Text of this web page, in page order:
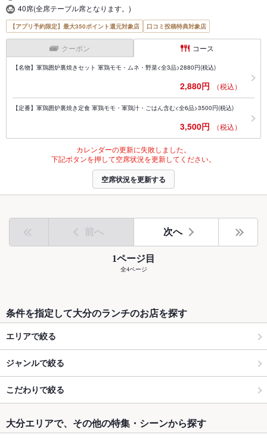
40席(全席テーブル席となります。)
【アプリ予約限定】最大350ポイント還元対象店 口コミ投稿特典対象店
クーポン コース
【名物】軍鶏囲炉裏焼きセット 軍鶏モモ・ムネ・野菜<全3品>2880円(税込)
2,880円 （税込）
【定番】軍鶏囲炉裏焼き定食 軍鶏モモ・軍鶏汁・ごはん含む<全6品>3500円(税込)
3,500円 （税込）
カレンダーの更新に失敗しました。
下記ボタンを押して空席状況を更新してください。
空席状況を更新する
前へ 次へ
1ページ目
全4ページ
条件を指定して大分のランチのお店を探す
エリアで絞る
ジャンルで絞る
こだわりで絞る
大分エリアで、その他の特集・シーンから探す